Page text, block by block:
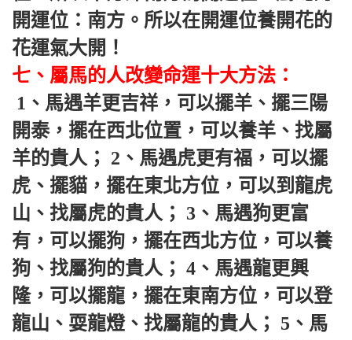
開運位：南方。所以在開運位養開花的
花運氣大開！
七、屬馬的人改變命運十大方法：
開泰，擺在西北位置，可以養羊、找屬
羊的貴人； 2、馬遇虎更有福，可以擺
虎、擺貓，擺在東北方位，可以到龍虎
山、找屬虎的貴人； 3、馬遇狗更富
有，可以擺狗，擺在西北方位，可以養
狗、找屬狗的貴人； 4、馬遇龍更興
隆，可以擺龍，擺在東南方位，可以登
龍山、耍龍燈、找屬龍的貴人； 5、馬